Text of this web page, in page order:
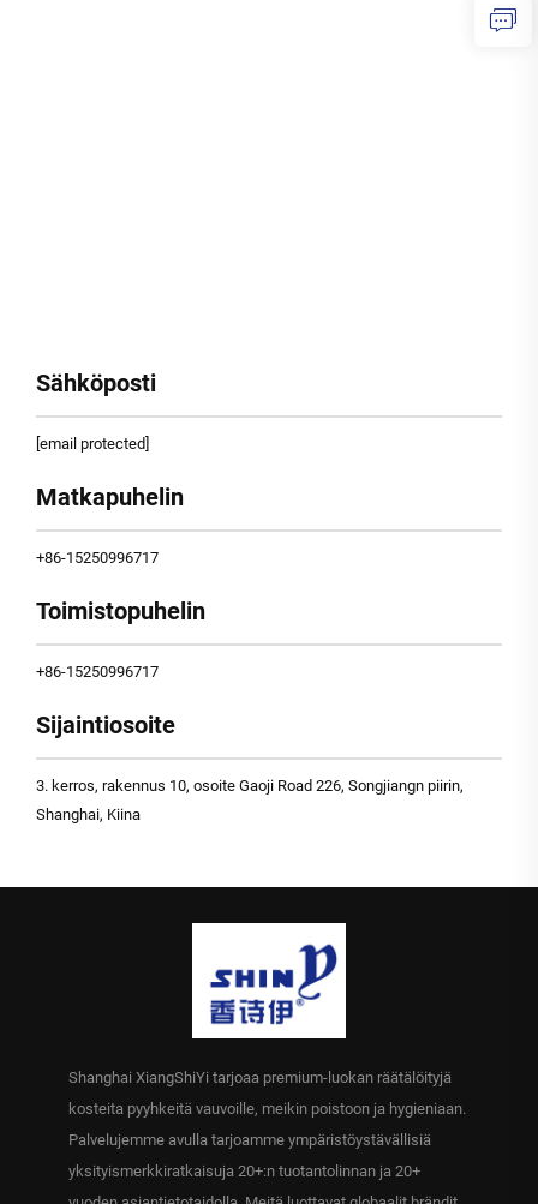
Sähköposti
[email protected]
Matkapuhelin
+86-15250996717
Toimistopuhelin
+86-15250996717
Sijaintiosoite
3. kerros, rakennus 10, osoite Gaoji Road 226, Songjiangn piirin,
Shanghai, Kiina
Shanghai XiangShiYi tarjoaa premium-luokan räätälöityjä
kosteita pyyhkeitä vauvoille, meikin poistoon ja hygieniaan.
Palvelujemme avulla tarjoamme ympäristöystävällisiä
yksityismerkkiratkaisuja 20+:n tuotantolinnan ja 20+